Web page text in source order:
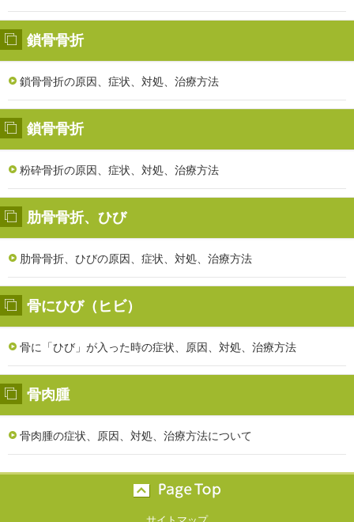
鎖骨骨折
鎖骨骨折の原因、症状、対処、治療方法
鎖骨骨折
粉砕骨折の原因、症状、対処、治療方法
肋骨骨折、ひび
肋骨骨折、ひびの原因、症状、対処、治療方法
骨にひび（ヒビ）
骨に「ひび」が入った時の症状、原因、対処、治療方法
骨肉腫
骨肉腫の症状、原因、対処、治療方法について